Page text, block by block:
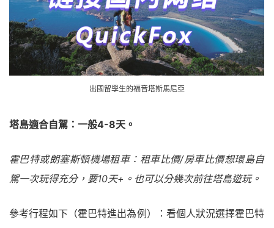
出國留學生的福音塔斯馬尼亞
塔島適合自駕：一般4-8天。
霍巴特或朗塞斯頓機場租車：租車比價/房車比價想環島自
駕一次玩得充分，要10天+。也可以分幾次前往塔島遊玩。
參考行程如下（霍巴特進出為例）：看個人狀況選擇霍巴特